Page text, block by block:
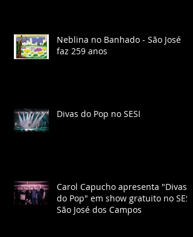
Neblina no Banhado - São José
faz 259 anos
Divas do Pop no SESI
Carol Capucho apresenta "Divas
do Pop" em show gratuito no SESI
São José dos Campos